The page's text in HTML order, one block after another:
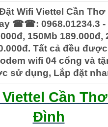
Wifi Viettel Cần
☎☎: 0968.01234.3 -
150Mb 189.000đ,
Tất cả đều
wifi 04 cổng và
sử dụng, Lắp đặt
Cần
Đình